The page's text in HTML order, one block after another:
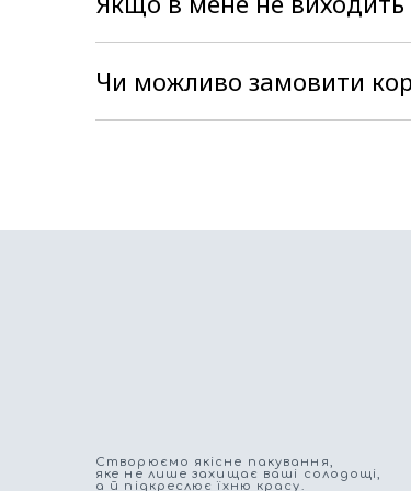
Чи можливо замовити
Cтворюємо якісне пакування,
яке не лише захищає ваші солодощі,
а й підкреслює їхню красу.